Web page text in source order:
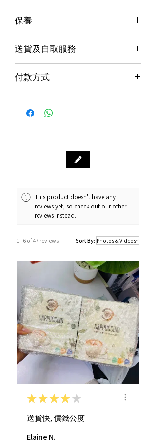
保養
香港行貨;香港代理提供本地保養和維
物保障 (不包括人為損壞並須要保留完
送貨及自取服務
本地速遞
順豐到付/自取點
門市資料：觀塘秀茂坪商場街市74號鋪
營業時間：12:00 - 19:00
訂購及送貨時間
確認訂單後約1-4個工作天內發貨 (不包
的送貨時間，我們會透過以Whatsapp
付款方式
Alipay支付寶 / WeChat Pay微信支付 /
Octopus八達通 / Fps轉數快
This product doesn't have any
reviews yet, so check out our other
reviews instead.
1 - 6 of 47 reviews Sort By:
★★★★ ★
送貨快, 價錢公度
Elaine N.